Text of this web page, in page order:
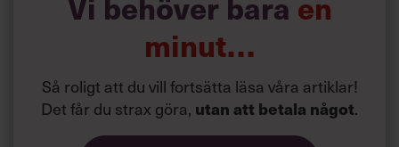
minut…
Så roligt att du vill fortsätta läsa våra artiklar!
Det får du strax göra, utan att betala något.